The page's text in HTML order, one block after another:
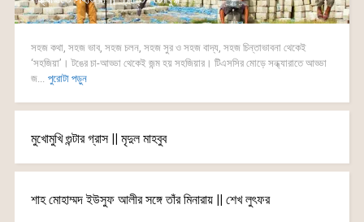
সহজ কথা, সহজ ভাব, সহজ চলন, সহজ সুর ও সহজ বাদ্য, সহজ চিন্তাভাবনা থেকেই
‘সহজিয়া’। টঙের চা-আড্ডা থেকেই জন্ম হয় সহজিয়ার। টিএসসির মোড়ে সন্ধ্যারাতে আড্ডা
জ...
পুরোটা পড়ুন
মুখোমুখি গুন্টার গ্রাস || মৃদুল মাহবুব
শাহ মোহাম্মদ ইউসুফ আলীর সঙ্গে তাঁর মিনারায় || শেখ লুৎফর